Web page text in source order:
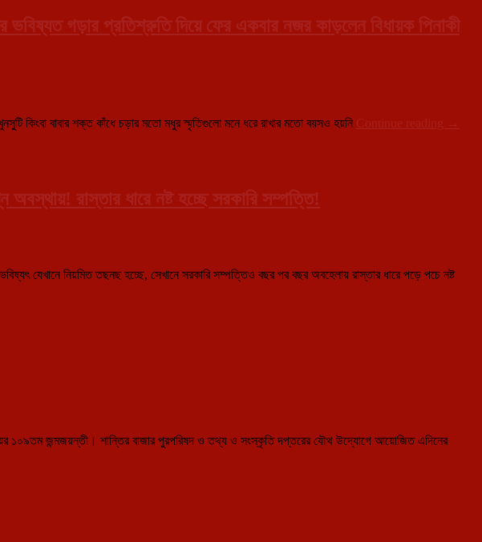
গড়ার প্রতিশ্রুতি দিয়ে ফের একবার নজর কাড়লেন বিধায়ক পিনাকী
কিংবা বাবার শক্ত কাঁধে চড়ার মতো মধুর স্মৃতিগুলো মনে ধরে রাখার মতো বয়সও হয়নি Continue reading
পিতৃহীন
এক
বিধায়ক
→
রাস্তার ধারে নষ্ট হচ্ছে সরকারি সম্পত্তি!
যেখানে নিয়মিত তছনছ হচ্ছে, সেখানে সরকারি সম্পত্তিও বছর পর বছর অবহেলায় রাস্তার ধারে পড়ে পচে নষ্ট
১০৯তম জন্মজয়ন্তী। শান্তির বাজার পুরপরিষদ ও তথ্য ও সংস্কৃতি দপ্তরের যৌথ উদ্যোগে আয়োজিত এদিনের